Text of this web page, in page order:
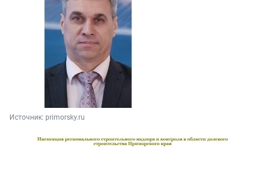
Источник: primorsky.ru